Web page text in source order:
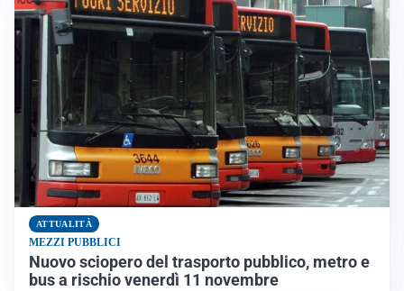
ATTUALITÀ
MEZZI PUBBLICI
Nuovo sciopero del trasporto pubblico, metro e
bus a rischio venerdì 11 novembre